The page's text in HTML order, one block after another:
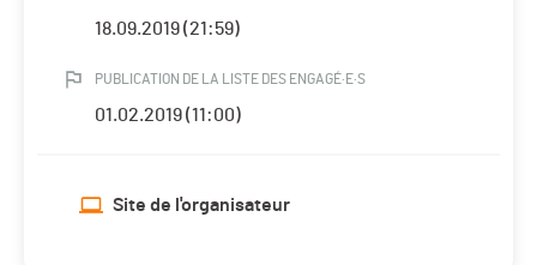
18.09.2019 (21:59)
PUBLICATION DE LA LISTE DES ENGAGÉ·E·S
01.02.2019 (11:00)
Site de l'organisateur